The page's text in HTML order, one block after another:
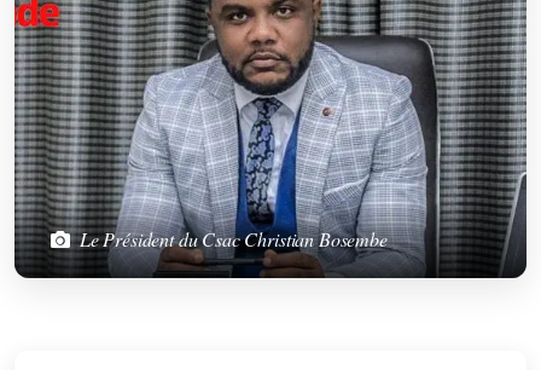
Le Président du Csac Christian Bosembe